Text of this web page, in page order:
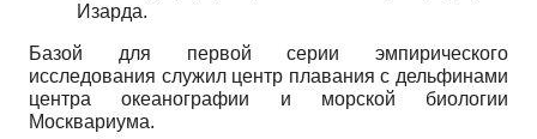
Изарда.
Базой для первой серии эмпирического
исследования служил центр плавания с дельфинами
центра океанографии и морской биологии
Москвариума.